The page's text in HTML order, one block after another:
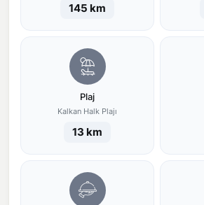
145 km
Plaj
Kalkan Halk Plajı
13 km